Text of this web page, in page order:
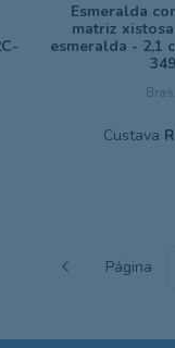
Esmeralda
matriz
esmeralda - 2,1
349
Custava
Página